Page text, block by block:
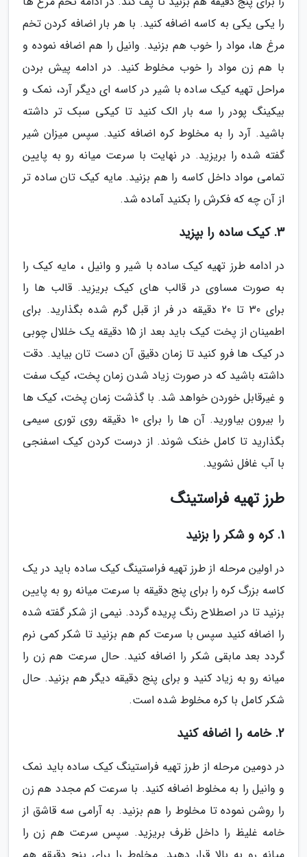
را یکی یکی به کاسه اضافه کنید. با هر بار اضافه کردن تخم
مرغ ها، مواد را خوب هم بزنید. وانیل را هم اضافه نموده و
با هم زن مواد را خوب مخلوط کنید. در ادامه پیش بردن
مراحل تهیه کیک ساده با شیر در کاسه ای دیگر آرد، نمک و
بیکینگ پودر را سه بار الک کنید تا کیکی سبک تر داشته
باشید. آرد را به مخلوط کره اضافه کنید. سپس میزان شیر
گفته شده را بریزید. در نهایت با سرعت میانه رو به پایین
تمامی مواد داخل کاسه را هم بزنید. مایه کیک تان ساده تر
از آن چه که فکرش را بکنید آماده شد.
3. کیک ساده را بپزید
در ادامه طرز تهیه کیک ساده با شیر و وانیل ، مایه کیک را
به صورت مساوی در قالب های کیک بریزید. قالب ها را
برای 30 تا 20 دقیقه در فر از قبل گرم شده بگذارید. برای
اطمینان از پخت کیک باید بعد از 15 دقیقه یک خللال چوبی
در کیک ها فرو کنید تا زمان دقیق آن دست تان بیاید. دقت
داشته باشید که در صورت زیاد شدن زمان پخت، کیک سفت
و غیرقابل خوردن خواهد شد. با گذشت زمان پخت، کیک ها
را بیرون بیاورید. آن ها را برای 10 دقیقه روی توری سیمی
بگذارید تا کامل خنک شوند. از درست کردن کیک اسفنجی
با آب غافل نشوید.
طرز تهیه فراستینگ
1. کره و شکر را بزنید
در اولین مرحله از طرز تهیه فراستینگ کیک ساده باید در یک
کاسه بزرگ کره را برای پنج دقیقه با سرعت میانه رو به پایین
بزنید تا در اصطلاح رنگ پریده گردد. نیمی از شکر گفته شده
را اضافه کنید سپس با سرعت کم هم بزنید تا شکر کمی نرم
گردد بعد مابقی شکر را اضافه کنید. حال سرعت هم زن را
میانه رو به زیاد کنید و برای پنج دقیقه دیگر هم بزنید. حال
شکر کامل با کره مخلوط شده است.
2. خامه را اضافه کنید
در دومین مرحله از طرز تهیه فراستینگ کیک ساده باید نمک
و وانیل را به مخلوط اضافه کنید. با سرعت کم مجدد هم زن
را روشن نموده تا مخلوط را هم بزنید. به آرامی سه قاشق از
خامه غلیظ را داخل ظرف بریزید. سپس سرعت هم زن را